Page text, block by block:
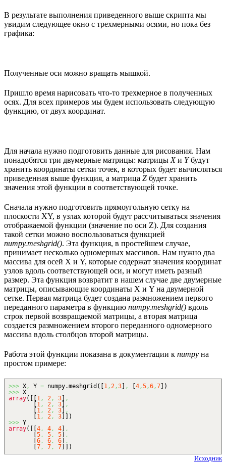
В результате выполнения приведенного выше скрипта мы
увидим следующее окно с трехмерными осями, но пока без
графика:
Полученные оси можно вращать мышкой.
Пришло время нарисовать что-то трехмерное в полученных
осях. Для всех примеров мы будем использовать следующую
функцию, от двух координат.
Для начала нужно подготовить данные для рисования. Нам
понадобятся три двумерные матрицы: матрицы Xи Yбудут
хранить координаты сетки точек, в которых будет вычисляться
приведенная выше функция, а матрица Z будет хранить
значения этой функции в соответствующей точке.
Сначала нужно подготовить прямоугольную сетку на
плоскости XY, в узлах которой будут рассчитываться значения
отображаемой функции (значение по оси Z). Для создания
такой сетки можно воспользоваться функцией
numpy.meshgrid(). Эта функция, в простейшем случае,
принимает несколько одномерных массивов. Нам нужно два
массива для осей X и Y, которые содержат значения координат
узлов вдоль соответствующей оси, и могут иметь разный
размер. Эта функция возвратит в нашем случае две двумерные
матрицы, описывающие координаты X и Y на двумерной
сетке. Первая матрица будет создана размножением первого
переданного параметра в функцию numpy.meshgrid() вдоль
строк первой возвращаемой матрицы, а вторая матрица
создается размножением второго переданного одномерного
массива вдоль столбцов второй матрицы.
Работа этой функции показана в документации к numpy на
простом примере:
>>> X, Y = numpy.meshgrid ( 1,2,3 , 4,5,6,7
)
>>> X
array( 1, 2, 3
,
1, 2, 3
,
1, 2, 3
,
1, 2, 3
)
>>> Y
array( 4, 4, 4
,
5, 5, 5
,
6, 6, 6
,
7, 7, 7 )
Исходник